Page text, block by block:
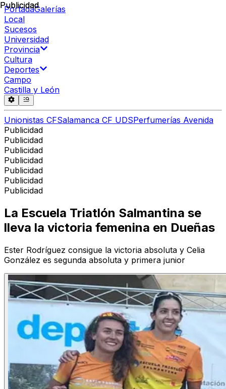
PortadaGalerías
Local
Sucesos
Universidad
Provincia
Cultura
Deportes
Campo
Castilla y León
Unionistas CFSalamanca CF UDSPerfumerías Avenida
Publicidad
Publicidad
Publicidad
Publicidad
Publicidad
Publicidad
Publicidad
Publicidad
La Escuela Triatlón Salmantina se
lleva la victoria femenina en Dueñas
Ester Rodríguez consigue la victoria absoluta y Celia
González es segunda absoluta y primera junior
Publicidad